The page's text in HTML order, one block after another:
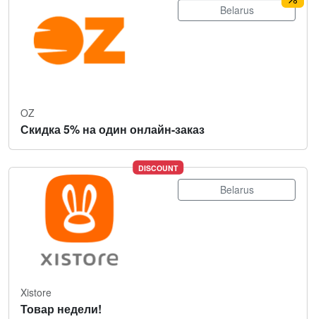
Belarus
OZ
Скидка 5% на один онлайн-заказ
DISCOUNT
Belarus
Xistore
Товар недели!